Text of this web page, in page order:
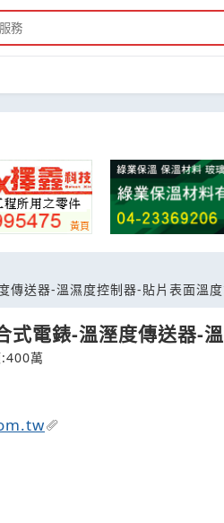
傳送器-溫濕度控制器-貼片表面溫
式電錶-溫溼度傳送器-
萬